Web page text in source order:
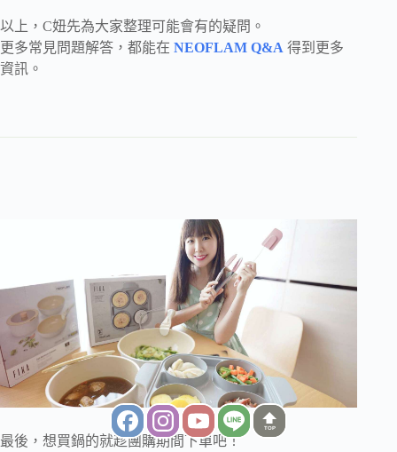
以上，C妞先為大家整理可能會有的疑問。
更多常見問題解答，都能在 NEOFLAM Q&A 得到更多
資訊。
最後，想買鍋的就趁團購期間下單吧！
TOP